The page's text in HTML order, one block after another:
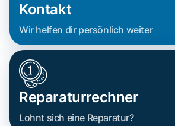
Kontakt
Wir helfen dir persönlich weiter
Reparaturrechner
Lohnt sich eine Reparatur?